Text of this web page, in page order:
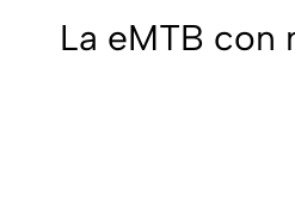
La eMTB con